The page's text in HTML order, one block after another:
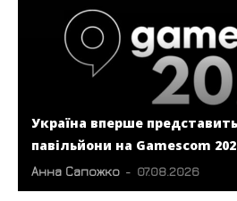
Україна вперше
павільйони на Gamescom
Анна Сапожко - 07.08.2026